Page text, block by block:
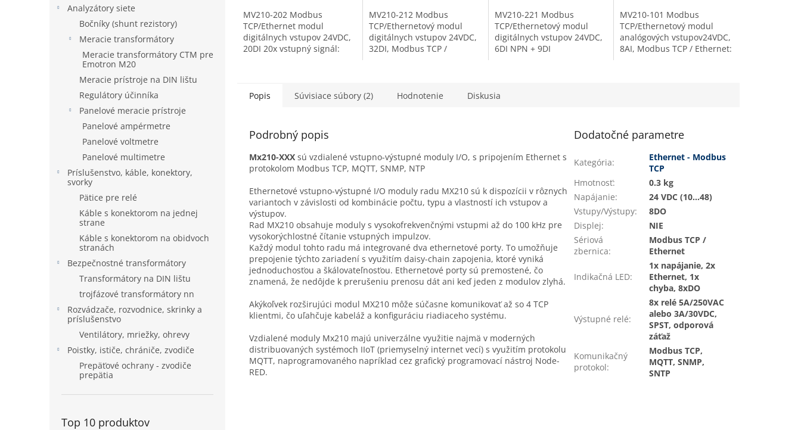
Analyzátory siete
Bočníky (shunt rezistory)
Meracie transformátory
Meracie transformátory CTM pre
Emotron M20
Meracie prístroje na DIN lištu
Regulátory účinníka
Panelové meracie prístroje
Panelové ampérmetre
Panelové voltmetre
Panelové multimetre
Príslušenstvo, káble, konektory,
svorky
Pätice pre relé
Káble s konektorom na jednej
strane
Káble s konektorom na obidvoch
stranách
Bezpečnostné transformátory
Transformátory na DIN lištu
trojfázové transformátory nn
Rozvádzače, rozvodnice, skrinky a
príslušenstvo
Ventilátory, mriežky, ohrevy
Poistky, ističe, chrániče, zvodiče
Prepäťové ochrany - zvodiče
prepätia
Top 10 produktov
MV210-202 Modbus
TCP/Ethernet modul
digitálnych vstupov 24VDC,
20DI 20x vstupný signál:
MV210-212 Modbus
TCP/Ethernetový modul
digitálnych vstupov 24VDC,
32DI, Modbus TCP /
impulzov,...
MV210-221 Modbus
TCP/Ethernetový modul
digitálnych vstupov 24VDC,
6DI NPN + 9DI
potreby ext....
MV210-101 Modbus
TCP/Ethernetový modul
analógových vstupov24VDC,
8AI, Modbus TCP / Ethernet:
Popis Súvisiace súbory (2) Hodnotenie Diskusia
Podrobný popis
Mx210-XXX sú vzdialené vstupno-výstupné moduly I/O, s pripojením Ethernet s
protokolom Modbus TCP, MQTT, SNMP, NTP
Ethernetové vstupno-výstupné I/O moduly radu MX210 sú k dispozícii v rôznych
variantoch v závislosti od kombinácie počtu, typu a vlastností ich vstupov a
výstupov.
Rad MX210 obsahuje moduly s vysokofrekvenčnými vstupmi až do 100 kHz pre
vysokorýchlostné čítanie vstupných impulzov.
Každý modul tohto radu má integrované dva ethernetové porty. To umožňuje
prepojenie týchto zariadení s využitím daisy-chain zapojenia, ktoré vyniká
jednoduchosťou a škálovateľnosťou. Ethernetové porty sú premostené, čo
znamená, že nedôjde k prerušeniu prenosu dát ani keď jeden z modulov zlyhá.
Akýkoľvek rozširujúci modul MX210 môže súčasne komunikovať až so 4 TCP
klientmi, čo uľahčuje kabeláž a konfiguráciu riadiaceho systému.
Vzdialené moduly Mx210 majú univerzálne využitie najmä v moderných
distribuovaných systémoch IIoT (priemyselný internet vecí) s využitím protokolu
MQTT, naprogramovaného napríklad cez grafický programovací nástroj Node-
RED.
Dodatočné parametre
Kategória:
Ethernet - Modbus
TCP
Hmotnosť:
0.3 kg
Napájanie:
24 VDC (10...48)
Vstupy/Výstupy:
8DO
Displej:
NIE
Sériová
zbernica:
Modbus TCP /
Ethernet
Indikačná LED:
1x napájanie, 2x
Ethernet, 1x
chyba, 8xDO
Výstupné relé:
8x relé 5A/250VAC
alebo 3A/30VDC,
SPST, odporová
záťaž
Komunikačný
protokol:
Modbus TCP,
MQTT, SNMP,
SNTP